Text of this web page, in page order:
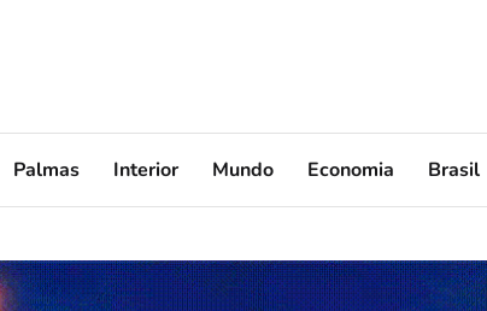
Palmas Interior Mundo Economia Brasil